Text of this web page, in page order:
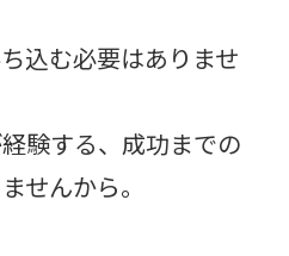
込む必要はありませ
験する、成功までの
せんから。